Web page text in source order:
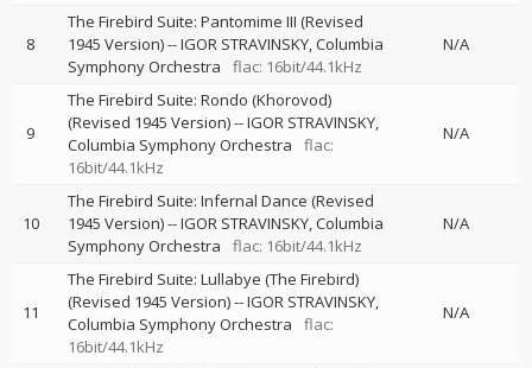
8
The Firebird Suite: Pantomime III (Revised
1945 Version)--IGOR STRAVINSKY Columbia
Symphony Orchestra
flac: 16bit/44.1kHz
N/A
9
The Firebird Suite: Rondo (Khorovod)
(Revised 1945 Version)--IGOR STRAVINSKY
Columbia Symphony Orchestra
flac:
16bit/44.1kHz
N/A
10
The Firebird Suite: Infernal Dance (Revised
1945 Version)--IGOR STRAVINSKY Columbia
Symphony Orchestra
flac: 16bit/44.1kHz
N/A
11
The Firebird Suite: Lullabye (The Firebird)
(Revised 1945 Version)--IGOR STRAVINSKY
Columbia Symphony Orchestra
flac:
16bit/44.1kHz
N/A